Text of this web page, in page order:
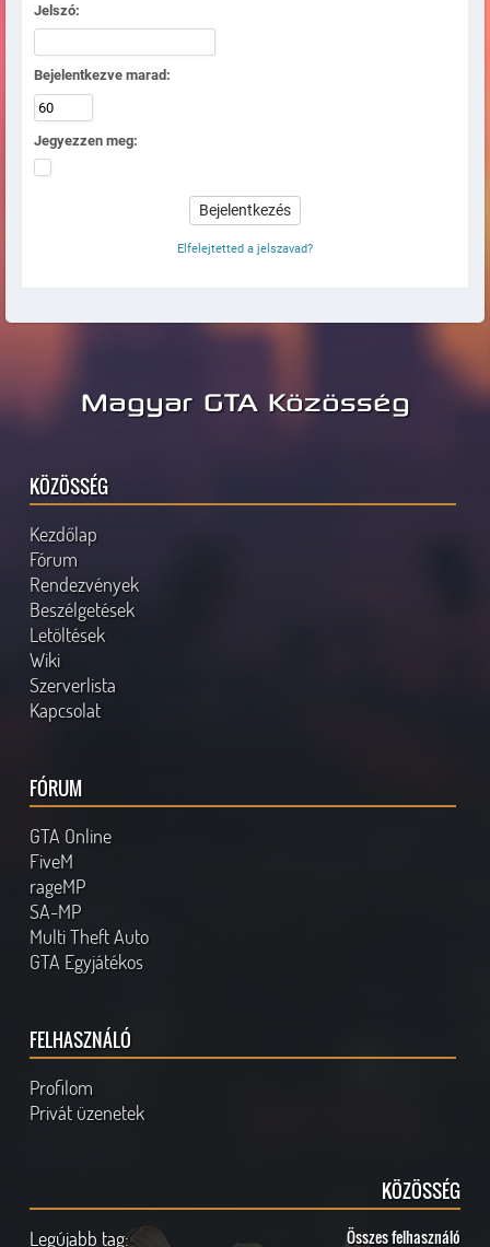
Jelszó:
Bejelentkezve marad:
Jegyezzen meg:
Elfelejtetted a jelszavad?
Magyar GTA Közösség
KÖZÖSSÉG
Kezdőlap
Fórum
Rendezvények
Beszélgetések
Letöltések
Wiki
Szerverlista
Kapcsolat
FÓRUM
GTA Online
FiveM
rageMP
SA-MP
Multi Theft Auto
GTA Egyjátékos
FELHASZNÁLÓ
Profilom
Privát üzenetek
KÖZÖSSÉG
Legújabb tag: Összes felhasználó